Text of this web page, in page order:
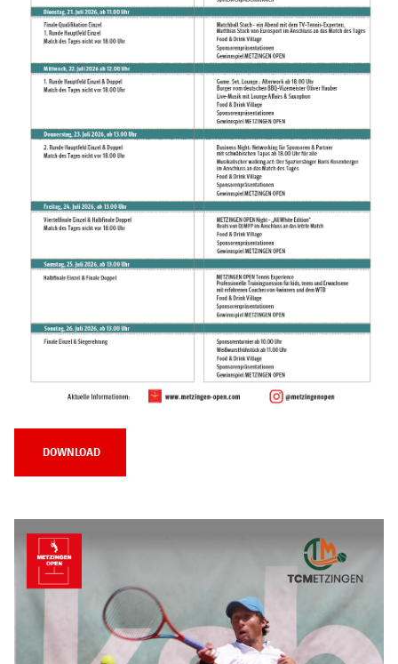
DOWNLOAD